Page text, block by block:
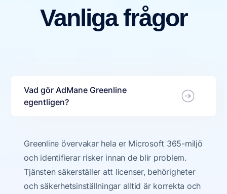
Vanliga frågor
Vad gör AdMane Greenline
egentligen?
Greenline övervakar hela er Microsoft 365-miljö
och identifierar risker innan de blir problem.
Tjänsten säkerställer att licenser, behörigheter
och säkerhetsinställningar alltid är korrekta och